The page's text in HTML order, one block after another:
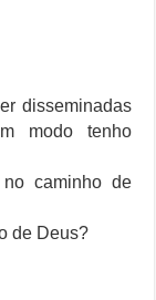
disseminadas
modo tenho
caminho de
de Deus?